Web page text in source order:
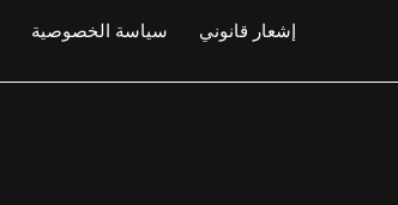
إشعار قانوني سياسة الخصوصية